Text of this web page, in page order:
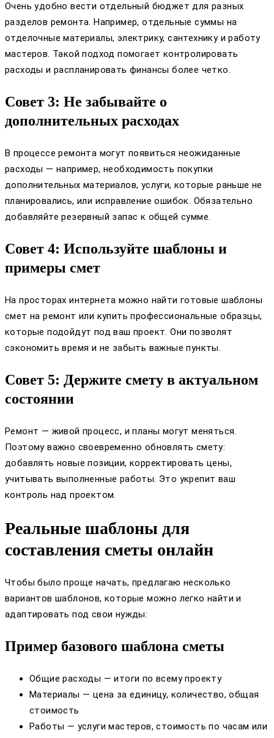
Очень удобно вести отдельный бюджет для разных
разделов ремонта. Например, отдельные суммы на
отделочные материалы, электрику, сантехнику и работу
мастеров. Такой подход помогает контролировать
расходы и распланировать финансы более четко.
Совет 3: Не забывайте о
дополнительных расходах
В процессе ремонта могут появиться неожиданные
расходы — например, необходимость покупки
дополнительных материалов, услуги, которые раньше не
планировались, или исправление ошибок. Обязательно
добавляйте резервный запас к общей сумме.
Совет 4: Используйте шаблоны и
примеры смет
На просторах интернета можно найти готовые шаблоны
смет на ремонт или купить профессиональные образцы,
которые подойдут под ваш проект. Они позволят
сэкономить время и не забыть важные пункты.
Совет 5: Держите смету в актуальном
состоянии
Ремонт — живой процесс, и планы могут меняться.
Поэтому важно своевременно обновлять смету:
добавлять новые позиции, корректировать цены,
учитывать выполненные работы. Это укрепит ваш
контроль над проектом.
Реальные шаблоны для
составления сметы онлайн
Чтобы было проще начать, предлагаю несколько
вариантов шаблонов, которые можно легко найти и
адаптировать под свои нужды:
Пример базового шаблона сметы
Общие расходы — итоги по всему проекту
Материалы — цена за единицу, количество, общая
стоимость
Работы — услуги мастеров, стоимость по часам или